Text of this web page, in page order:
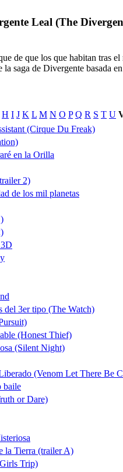
Leal (The
de que los que habitan tras
la saga de Divergente basada
H I J K L M N O P Q R S T U
(Cirque Du Freak)
en la Orilla
2)
de los mil planetas
del 3er tipo (The Watch)
(Honest Thief)
(Silent Night)
(Venom Let There Be
baile
or Dare)
la Tierra (trailer A)
Trip)